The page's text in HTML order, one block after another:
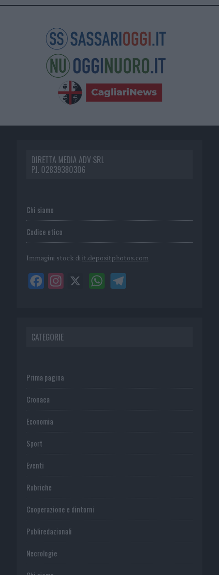
DIRETTA MEDIA ADV SRL
P.I. 02839380306
Chi siamo
Codice etico
Immagini stock di it.depositphotos.com
CATEGORIE
Prima pagina
Cronaca
Economia
Sport
Eventi
Rubriche
Cooperazione e dintorni
Publiredazionali
Necrologie